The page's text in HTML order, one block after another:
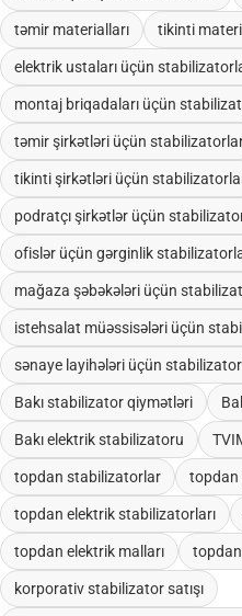
təmir materialları tikinti
elektrik ustaları üçün
montaj briqadaları üçün
təmir şirkətləri üçün
tikinti şirkətləri üçün
podratçı şirkətlər üçün
ofislər üçün gərginlik
mağaza şəbəkələri üçün
istehsalat müəssisələri üçün
sənaye layihələri üçün
Bakı stabilizator qiymətləri
Bakı elektrik stabilizatoru
topdan stabilizatorlar topdan
topdan elektrik stabilizatorları
topdan elektrik malları
korporativ stabilizator satışı